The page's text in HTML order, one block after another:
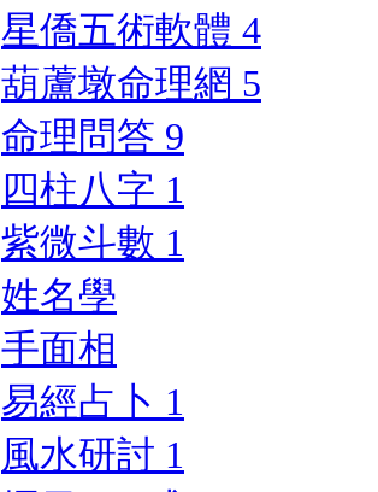
星僑五術軟體 4
葫蘆墩命理網 5
命理問答 9
四柱八字 1
紫微斗數 1
姓名學
手面相
易經占卜 1
風水研討 1